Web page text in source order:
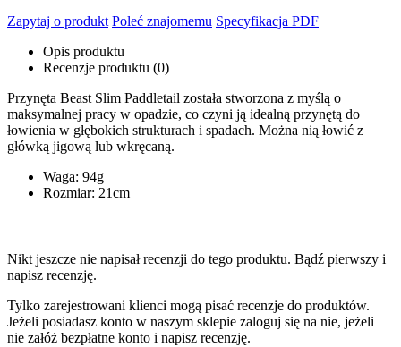
Zapytaj o produkt Poleć znajomemu Specyfikacja PDF
Opis produktu
Recenzje produktu (0)
Przynęta Beast Slim Paddletail została stworzona z myślą o
maksymalnej pracy w opadzie, co czyni ją idealną przynętą do
łowienia w głębokich strukturach i spadach. Można nią łowić z
główką jigową lub wkręcaną.
Waga: 94g
Rozmiar: 21cm
Nikt jeszcze nie napisał recenzji do tego produktu. Bądź pierwszy i
napisz recenzję.
Tylko zarejestrowani klienci mogą pisać recenzje do produktów.
Jeżeli posiadasz konto w naszym sklepie zaloguj się na nie, jeżeli
nie załóż bezpłatne konto i napisz recenzję.